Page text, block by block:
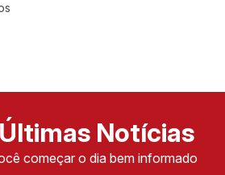
Notícias
começar o dia bem informado